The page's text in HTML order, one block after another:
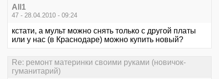
All1
47 - 28.04.2010 - 09:24
кстати, а мульт можно снять только с другой платы
или у нас (в Краснодаре) можно купить новый?
Re: ремонт материнки своими руками (новичок-
гуманитарий)